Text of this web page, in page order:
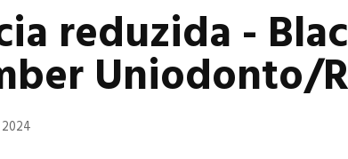
reduzida -
Uniodonto/